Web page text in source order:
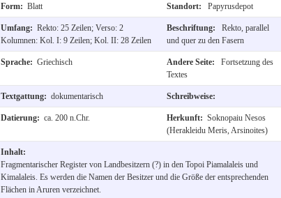
Form: Blatt Standort: Papyrusdepot
Umfang: Rekto: 25 Zeilen; Verso: 2
Kolumnen: Kol. I: 9 Zeilen; Kol. II: 28 Zeilen
Beschriftung:
Rekto, parallel
und quer zu den Fasern
Sprache: Griechisch Andere Seite:
Fortsetzung des
Textes
Textgattung: dokumentarisch Schreibweise:
Datierung: ca. 200 n.Chr. Herkunft: Soknopaiu Nesos
(Herakleidu Meris, Arsinoites)
Inhalt:
Fragmentarischer Register von Landbesitzern (?) in den Topoi Piamalaleis und
Kimalaleis. Es werden die Namen der Besitzer und die Größe der entsprechenden
Flächen in Aruren verzeichnet.